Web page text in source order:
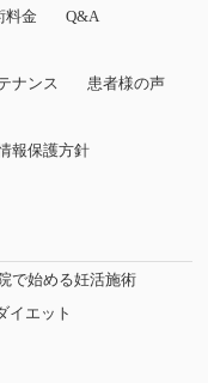
料金
Q&A
ナンス
患者様の声
報保護方針
で始める妊活施術
イエット